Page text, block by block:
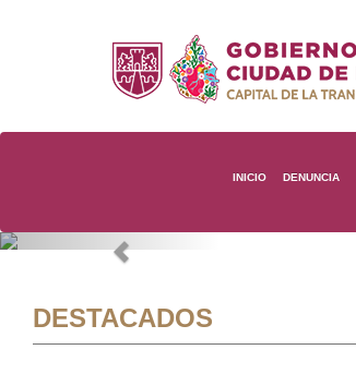
INICIO DENUNCIA
Previous
DESTACADOS